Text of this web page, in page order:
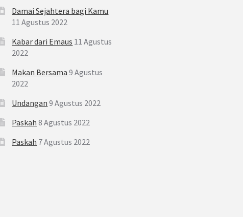
Damai Sejahtera bagi Kamu
11 Agustus 2022
Kabar dari Emaus 11 Agustus
2022
Makan Bersama 9 Agustus
2022
Undangan 9 Agustus 2022
Paskah 8 Agustus 2022
Paskah 7 Agustus 2022